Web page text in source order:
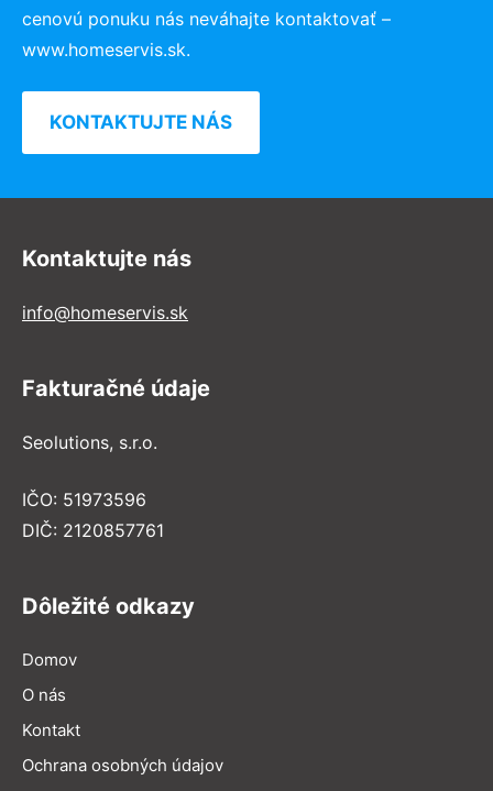
cenovú ponuku nás neváhajte kontaktovať –
www.homeservis.sk.
KONTAKTUJTE NÁS
Kontaktujte nás
info@homeservis.sk
Fakturačné údaje
Seolutions, s.r.o.
IČO: 51973596
DIČ: 2120857761
Dôležité odkazy
Domov
O nás
Kontakt
Ochrana osobných údajov